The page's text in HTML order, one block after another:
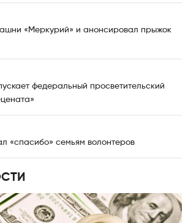
«Меркурий» и анонсировал прыжок
федеральный просветительский
«спасибо» семьям волонтеров